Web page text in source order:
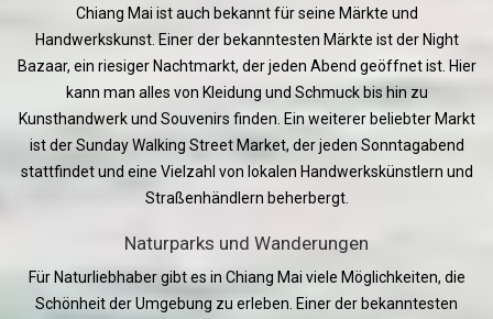
Chiang Mai ist auch bekannt für seine Märkte und
Handwerkskunst. Einer der bekanntesten Märkte ist der Night
Bazaar, ein riesiger Nachtmarkt, der jeden Abend geöffnet ist. Hier
kann man alles von Kleidung und Schmuck bis hin zu
Kunsthandwerk und Souvenirs finden. Ein weiterer beliebter Markt
ist der Sunday Walking Street Market, der jeden Sonntagabend
stattfindet und eine Vielzahl von lokalen Handwerkskünstlern und
Straßenhändlern beherbergt.
Naturparks und Wanderungen
Für Naturliebhaber gibt es in Chiang Mai viele Möglichkeiten, die
Schönheit der Umgebung zu erleben. Einer der bekanntesten